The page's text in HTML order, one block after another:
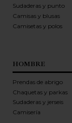
Sudaderas y punto
Camisas y blusas
Camisetas y polos
HOMBRE
Prendas de abrigo
Chaquetas y parkas
Sudaderas y jerseis
Camisería